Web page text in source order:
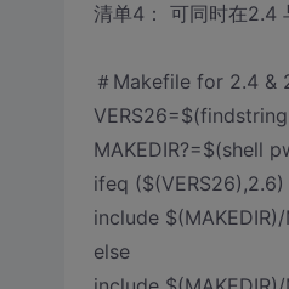
清单4： 可同时在2.4
＃Makefile for 2.4 &
MAKEDIR?=$(shell
ifeq ($(VERS26),2.6)
include
else